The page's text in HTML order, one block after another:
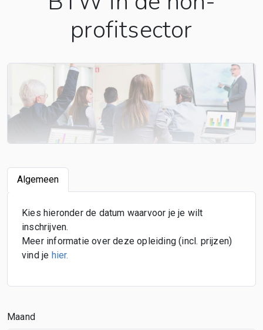
profitsector
Algemeen
Kies hieronder de datum waarvoor je je wilt
inschrijven.
Meer informatie over deze opleiding (incl. prijzen)
vind je hier.
Maand